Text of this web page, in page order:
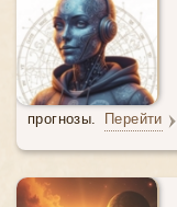
прогнозы. Перейти